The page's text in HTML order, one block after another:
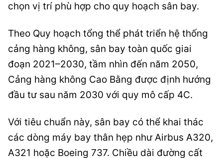
chọn vị trí phù hợp cho quy hoạch sân bay.
Theo Quy hoạch tổng thể phát triển hệ thống
cảng hàng không, sân bay toàn quốc giai
đoạn 2021–2030, tầm nhìn đến năm 2050,
Cảng hàng không Cao Bằng được định hướng
đầu tư sau năm 2030 với quy mô cấp 4C.
Với tiêu chuẩn này, sân bay có thể khai thác
các dòng máy bay thân hẹp như Airbus A320,
A321 hoặc Boeing 737. Chiều dài đường cất